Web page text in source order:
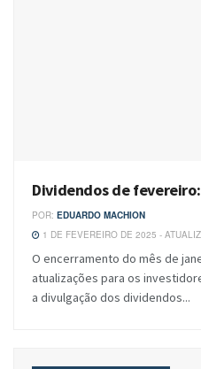
Dividendos de
POR: EDUARDO MACHION
1 DE FEVEREIRO DE 2025 -
O encerramento do mês de
atualizações para os
a divulgação dos dividendos...